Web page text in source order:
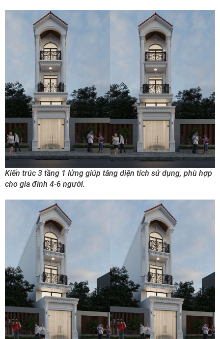
Kiến trúc 3 tầng 1 lửng giúp tăng diện tích sử dụng, phù hợp
cho gia đình 4-6 người.